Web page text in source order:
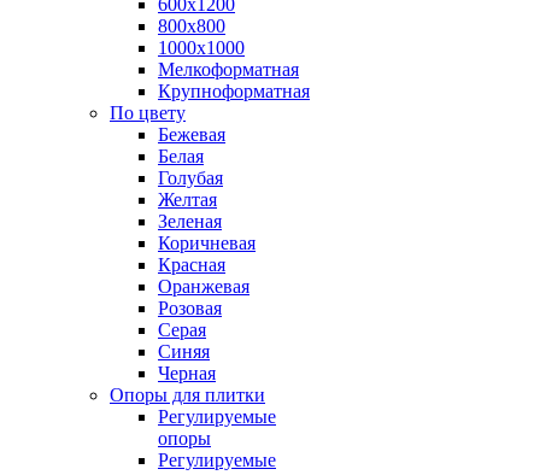
600х1200
800х800
1000х1000
Мелкоформатная
Крупноформатная
По цвету
Бежевая
Белая
Голубая
Желтая
Зеленая
Коричневая
Красная
Оранжевая
Розовая
Серая
Синяя
Черная
Опоры для плитки
Регулируемые
опоры
Регулируемые